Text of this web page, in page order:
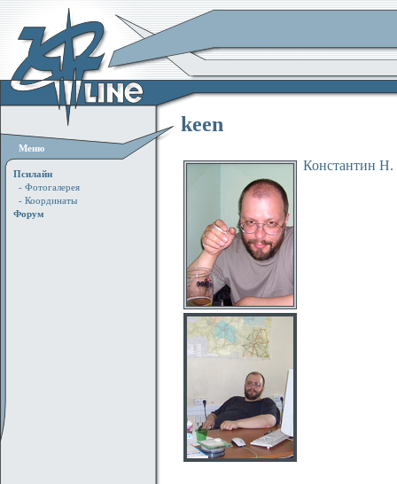
Меню
Псилайн
- Фотогалерея
- Координаты
Форум
keen
Константин Н.